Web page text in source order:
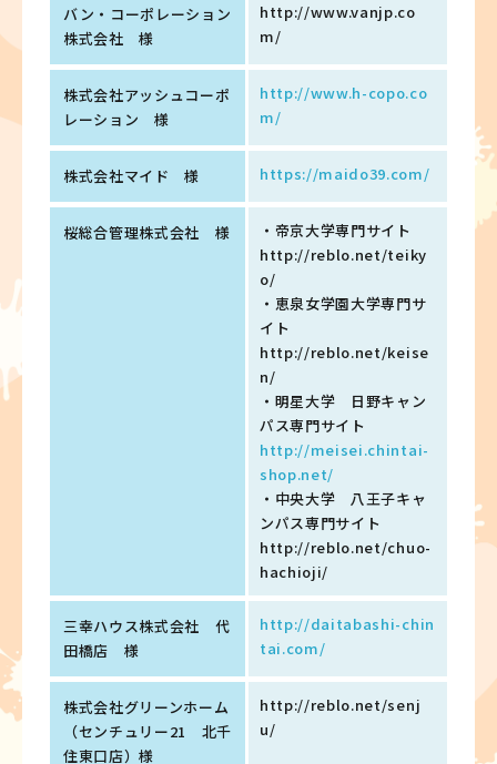
バン・コーポレーション
株式会社 様
http://www.vanjp.co
m/
株式会社アッシュコーポ
レーション 様
http://www.h-copo.co
m/
株式会社マイド 様 https://maido39.com/
桜総合管理株式会社 様
・帝京大学専門サイト
http://reblo.net/teiky
o/
・恵泉女学園大学専門サ
イト
http://reblo.net/keise
n/
・明星大学 日野キャン
パス専門サイト
http://meisei.chintai-
shop.net/
・中央大学 八王子キャ
ンパス専門サイト
http://reblo.net/chuo-
hachioji/
三幸ハウス株式会社 代
田橋店 様
http://daitabashi-chin
tai.com/
株式会社グリーンホーム
（センチュリー21 北千
住東口店）様
http://reblo.net/senj
u/